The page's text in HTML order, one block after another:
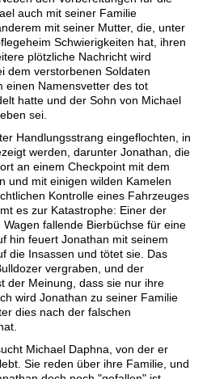
auch mit seiner Familie
mit seiner Mutter, die, unter
Schwierigkeiten hat, ihren
plötzliche Nachricht wird
dem verstorbenen Soldaten
einen Namensvetter des tot
hatte und der Sohn von Michael
sei.
Handlungsstrang eingeflochten, in
werden, darunter Jonathan, die
an einem Checkpoint mit dem
und mit einigen wilden Kamelen
Kontrolle eines Fahrzeuges
es zur Katastrophe: Einer der
fallende Bierbüchse für eine
hin feuert Jonathan mit seinem
die Insassen und tötet sie. Das
vergraben, und der
der Meinung, dass sie nur ihre
wird Jonathan zu seiner Familie
dies nach der falschen
Michael Daphna, von der er
Sie reden über ihre Familie, und